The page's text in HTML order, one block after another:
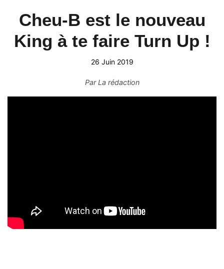
Cheu-B est le nouveau
King à te faire Turn Up !
26 Juin 2019
ParLa rédaction